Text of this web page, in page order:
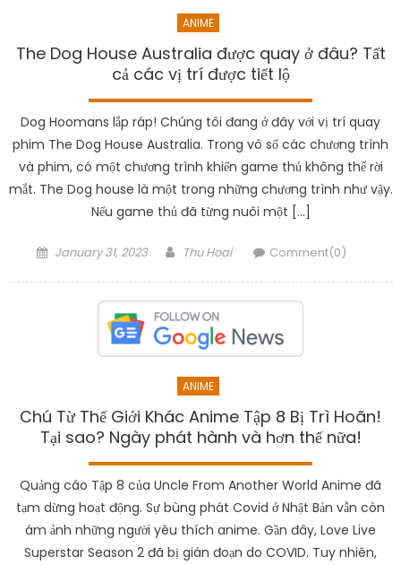
ANIME
The Dog House Australia được quay ở đâu? Tất
cả các vị trí được tiết lộ
Dog Hoomans lắp ráp! Chúng tôi đang ở đây với vị trí quay
phim The Dog House Australia. Trong vô số các chương trình
và phim, có một chương trình khiến game thủ không thể rời
mắt. The Dog house là một trong những chương trình như vậy.
Nếu game thủ đã từng nuôi một […]
Posted
January 31, 2023 Author
Thu Hoai Comment(0)
ANIME
Chú Từ Thế Giới Khác Anime Tập 8 Bị Trì Hoãn!
Tại sao? Ngày phát hành và hơn thế nữa!
Quảng cáo Tập 8 của Uncle From Another World Anime đã
tạm dừng hoạt động. Sự bùng phát Covid ở Nhật Bản vẫn còn
ám ảnh những người yêu thích anime. Gần đây, Love Live
Superstar Season 2 đã bị gián đoạn do COVID. Tuy nhiên,